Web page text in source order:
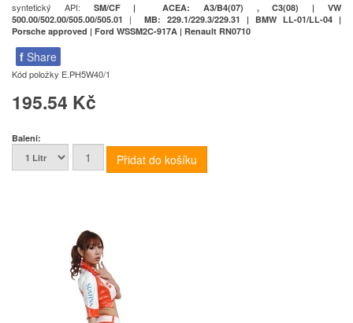
syntetický API: SM/CF | ACEA: A3/B4(07) , C3(08) |
VW
500.00/502.00/505.00/505.01 | MB: 229.1/229.3/229.31 | BMW LL-01/LL-04 |
Porsche approved | Ford WSSM2C-917A | Renault RN0710
f Share
Kód položky E.PH5W40/1
195.54 Kč
Balení: